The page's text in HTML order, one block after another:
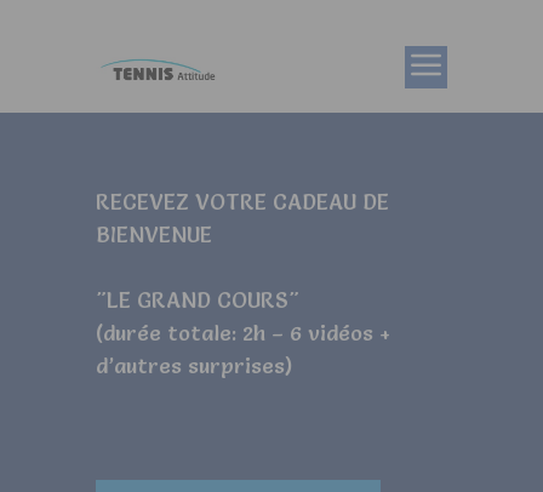
RECEVEZ VOTRE CADEAU DE
BIENVENUE
"LE GRAND COURS"
(durée totale: 2h – 6 vidéos +
d’autres surprises)